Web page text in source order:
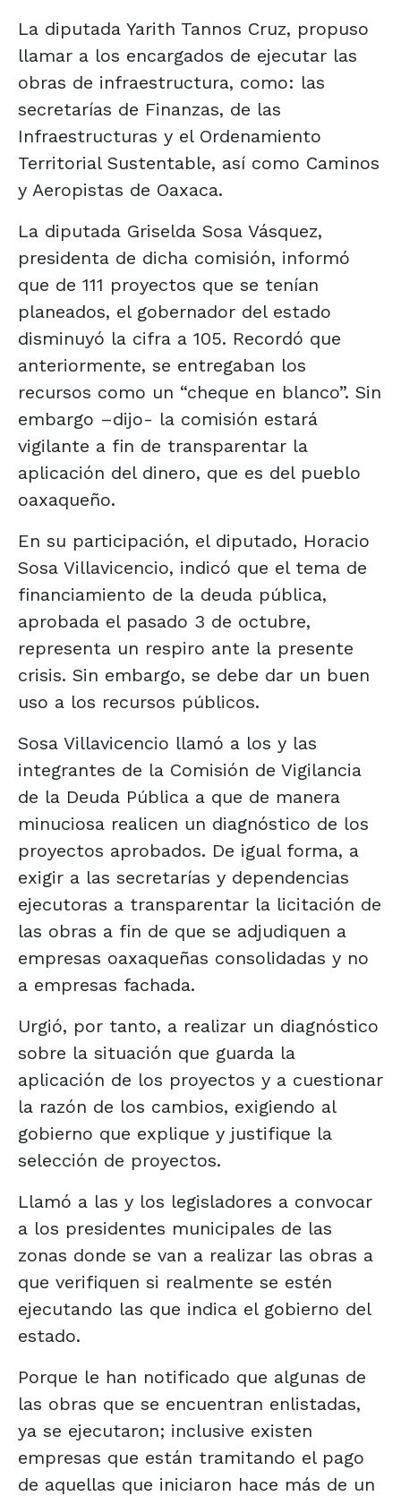
La diputada Yarith Tannos Cruz, propuso
llamar a los encargados de ejecutar las
obras de infraestructura, como: las
secretarías de Finanzas, de las
Infraestructuras y el Ordenamiento
Territorial Sustentable, así como Caminos
y Aeropistas de Oaxaca.
La diputada Griselda Sosa Vásquez,
presidenta de dicha comisión, informó
que de 111 proyectos que se tenían
planeados, el gobernador del estado
disminuyó la cifra a 105. Recordó que
anteriormente, se entregaban los
recursos como un “cheque en blanco”. Sin
embargo –dijo- la comisión estará
vigilante a fin de transparentar la
aplicación del dinero, que es del pueblo
oaxaqueño.
En su participación, el diputado, Horacio
Sosa Villavicencio, indicó que el tema de
financiamiento de la deuda pública,
aprobada el pasado 3 de octubre,
representa un respiro ante la presente
crisis. Sin embargo, se debe dar un buen
uso a los recursos públicos.
Sosa Villavicencio llamó a los y las
integrantes de la Comisión de Vigilancia
de la Deuda Pública a que de manera
minuciosa realicen un diagnóstico de los
proyectos aprobados. De igual forma, a
exigir a las secretarías y dependencias
ejecutoras a transparentar la licitación de
las obras a fin de que se adjudiquen a
empresas oaxaqueñas consolidadas y no
a empresas fachada.
Urgió, por tanto, a realizar un diagnóstico
sobre la situación que guarda la
aplicación de los proyectos y a cuestionar
la razón de los cambios, exigiendo al
gobierno que explique y justifique la
selección de proyectos.
Llamó a las y los legisladores a convocar
a los presidentes municipales de las
zonas donde se van a realizar las obras a
que verifiquen si realmente se estén
ejecutando las que indica el gobierno del
estado.
Porque le han notificado que algunas de
las obras que se encuentran enlistadas,
ya se ejecutaron; inclusive existen
empresas que están tramitando el pago
de aquellas que iniciaron hace más de un